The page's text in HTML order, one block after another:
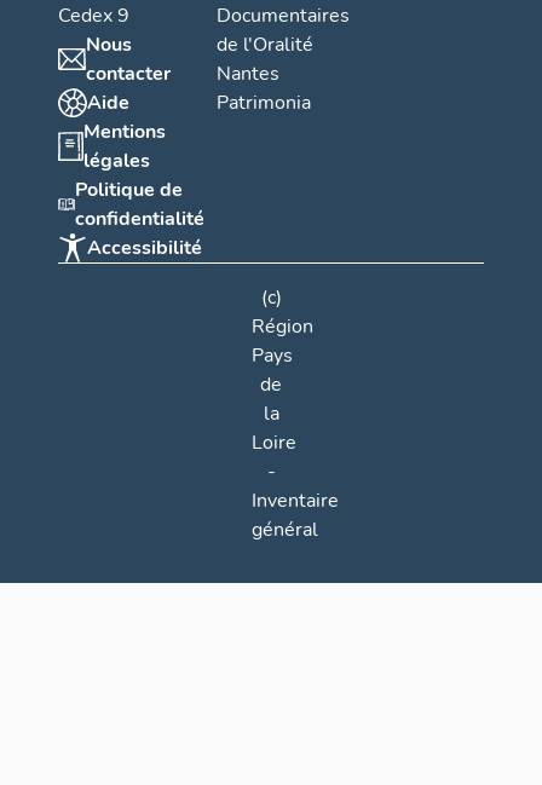
Cedex 9
Nous
contacter
Aide
Mentions
légales
Politique de
confidentialité
Accessibilité
Documentaires
de l'Oralité
Nantes
Patrimonia
(c)
Région
Pays
de
la
Loire
-
Inventaire
général